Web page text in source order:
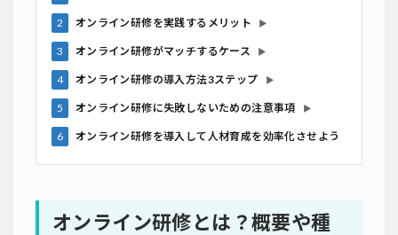
2 オンライン研修を実践するメリット ▶
3 オンライン研修がマッチするケース ▶
4 オンライン研修の導入方法3ステップ ▶
5 オンライン研修に失敗しないための注意事項 ▶
6 オンライン研修を導入して人材育成を効率化させよう
オンライン研修とは？概要や種